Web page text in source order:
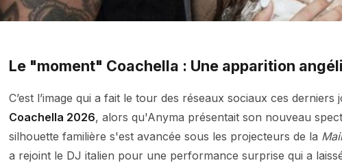
Le "moment" Coachella : Une apparition
C’est l’image qui a fait le tour des réseaux sociaux ces
Coachella 2026, alors qu'Anyma présentait son nouveau
silhouette familière s'est avancée sous les projecteurs de la
a rejoint le DJ italien pour une performance surprise qui a